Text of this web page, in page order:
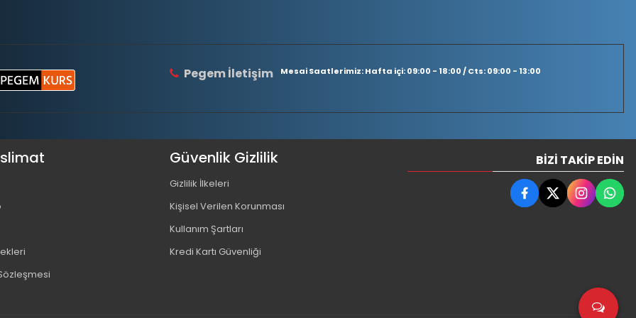
Pegem İletişim Mesai Saatlerimiz: Hafta içi: 09:00 - 18:00 / Cts: 09:00 - 13:00
Güvenlik Gizlilik
Gizlilik İlkeleri
Kişisel Verilen Korunması
Kullanım Şartları
Kredi Kartı Güvenliği
BIZI TAKIP EDIN